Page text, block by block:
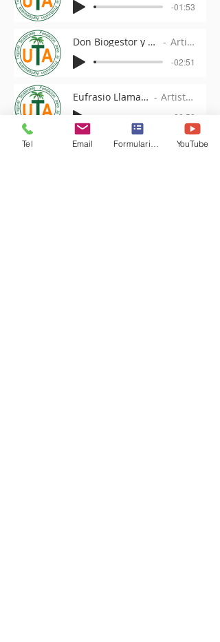
-01:53
Don Biogestor y Dona Reunancia 3 Artist Name
-02:51
Eufrasio Llama Pajaros 6 Artist Name
-00:50
Arlex Angarita 5 Artist Name
Tel Email YouTube